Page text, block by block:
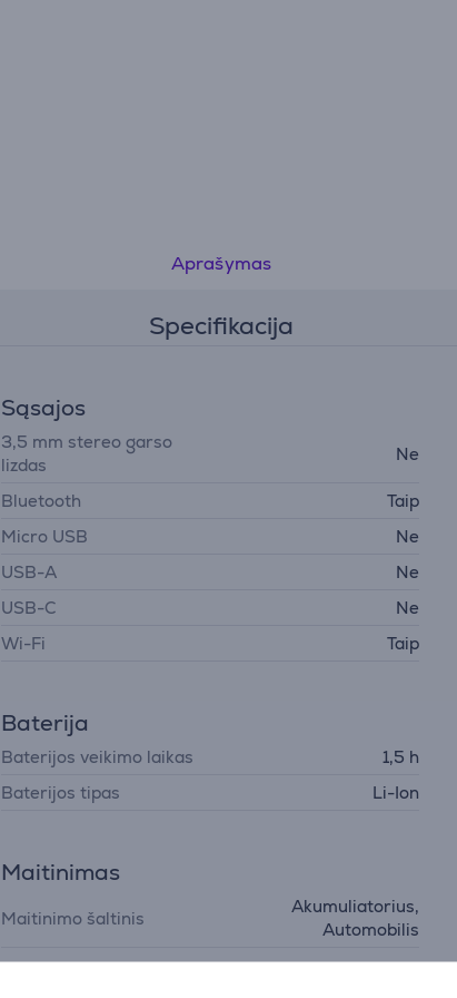
Aprašymas
Specifikacija
Sąsajos
3,5 mm stereo garso
lizdas
Ne
Bluetooth
Taip
Micro USB
Ne
USB-A
Ne
USB-C
Ne
Wi-Fi
Taip
Baterija
Baterijos veikimo laikas
1,5 h
Baterijos tipas
Li-Ion
Maitinimas
Maitinimo šaltinis
Akumuliatorius,
Automobilis